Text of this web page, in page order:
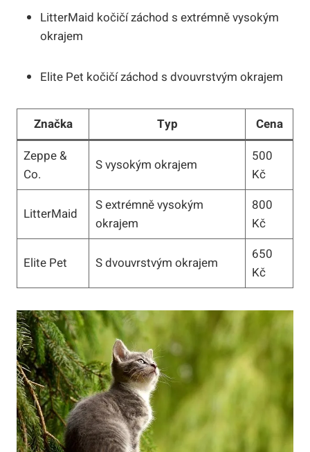
LitterMaid kočičí záchod s extrémně vysokým
okrajem
Elite Pet kočičí záchod s dvouvrstvým okrajem
Značka Typ
Cena
Zeppe &
Co.
S vysokým okrajem
500
Kč
LitterMaid
S extrémně vysokým
okrajem
800
Kč
Elite Pet S dvouvrstvým okrajem
650
Kč